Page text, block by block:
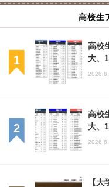
高校生
高校
大、
高校
大、
【